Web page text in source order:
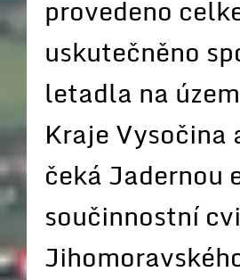
provedeno
uskutečněno
letadla na
Kraje
čeká Jadernou
součinnostní